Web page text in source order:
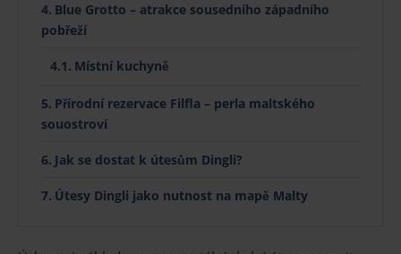
Blue Grotto – atrakce sousedního západního
pobřeží
Místní kuchyně
Přírodní rezervace Filfla – perla maltského
souostroví
Jak se dostat k útesům Dingli?
Útesy Dingli jako nutnost na mapě Malty